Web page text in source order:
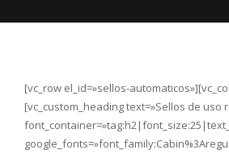
[vc_row el_id=»sellos-
[vc_custom_heading text=»Sellos de uso